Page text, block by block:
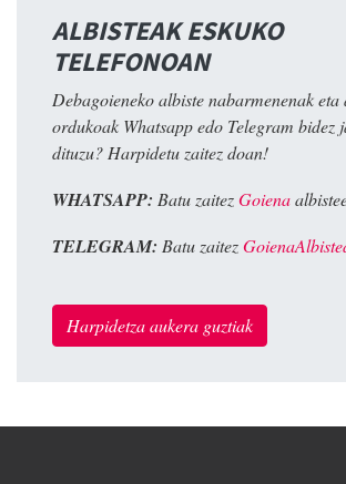
ALBISTEAK ESKUKO
TELEFONOAN
Debagoieneko albiste nabarmenenak eta
ordukoak Whatsapp edo Telegram bidez
dituzu? Harpidetu zaitez doan!
WHATSAPP: Batu zaitezGoiena
TELEGRAM: Batu zaitez
Harpidetza aukera guztiak